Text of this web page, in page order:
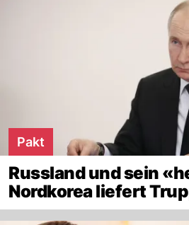
Pakt
Russland und sein
Nordkorea liefert